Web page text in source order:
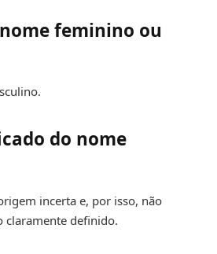
feminino ou
do nome
incerta e, por isso, não
claramente definido.